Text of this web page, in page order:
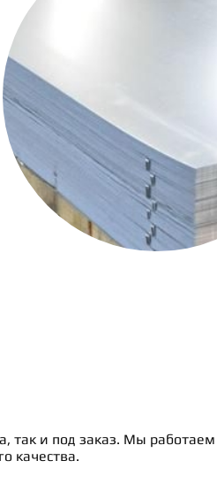
так и под заказ. Мы
качества.